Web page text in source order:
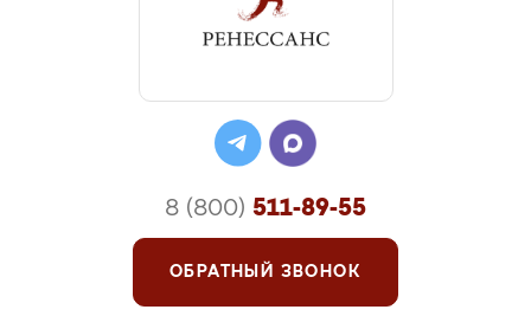
8 (800) 511-89-55
ОБРАТНЫЙ ЗВОНОК